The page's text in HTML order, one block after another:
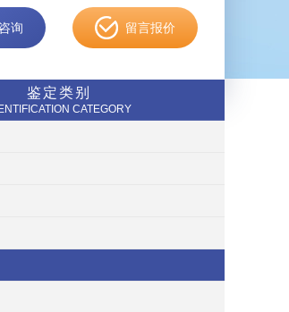
询 留言报价
鉴定类别
CATEGORY